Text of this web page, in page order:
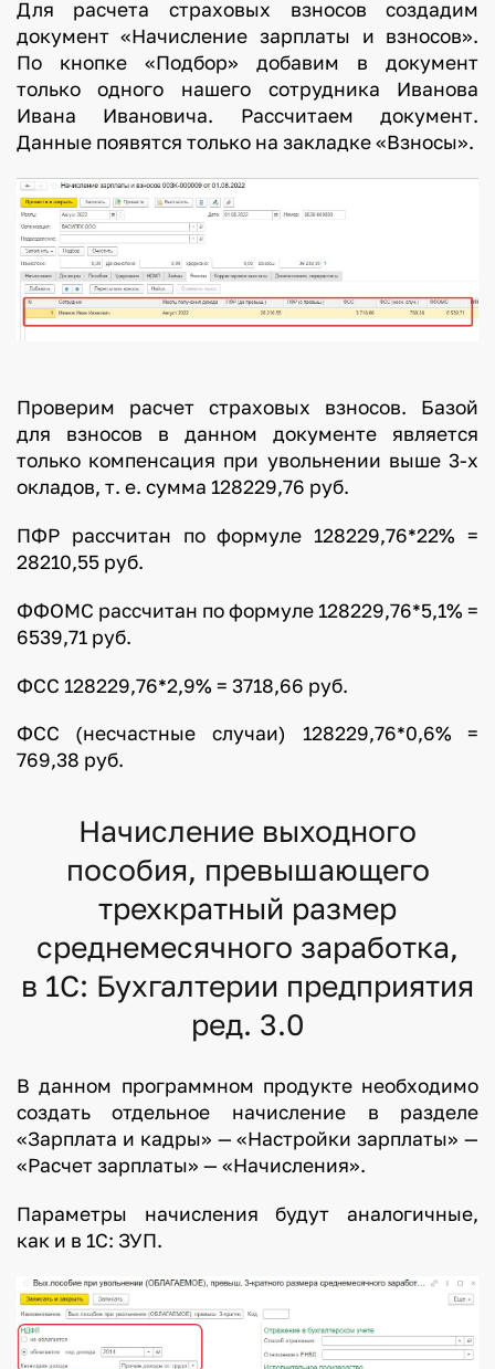
Для расчета страховых взносов создадим
документ «Начисление зарплаты и взносов».
По кнопке «Подбор» добавим в документ
только одного нашего сотрудника Иванова
Ивана Ивановича. Рассчитаем документ.
Данные появятся только на закладке «Взносы».
Проверим расчет страховых взносов. Базой
для взносов в данном документе является
только компенсация при увольнении выше 3-х
окладов, т. е. сумма 128229,76 руб.
ПФР рассчитан по формуле 128229,76*22% =
28210,55 руб.
ФФОМС рассчитан по формуле 128229,76*5,1% =
6539,71 руб.
ФСС 128229,76*2,9% = 3718,66 руб.
ФСС (несчастные случаи) 128229,76*0,6% =
769,38 руб.
Начисление выходного
пособия, превышающего
трехкратный размер
среднемесячного заработка,
в 1С: Бухгалтерии предприятия
ред. 3.0
В данном программном продукте необходимо
создать отдельное начисление в разделе
«Зарплата и кадры» — «Настройки зарплаты» —
«Расчет зарплаты» — «Начисления».
Параметры начисления будут аналогичные,
как и в 1С: ЗУП.